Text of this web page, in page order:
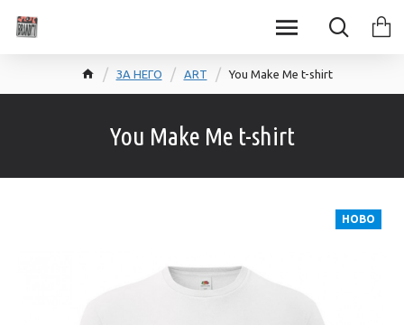
ЗА НЕГО ART You Make Me t-shirt
You Make Me t-shirt
НОВО